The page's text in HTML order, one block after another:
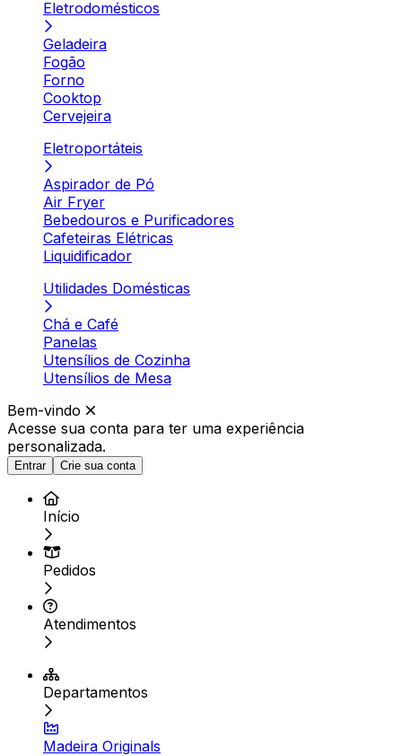
Eletrodomésticos
Geladeira
Fogão
Forno
Cooktop
Cervejeira
Eletroportáteis
Aspirador de Pó
Air Fryer
Bebedouros e Purificadores
Cafeteiras Elétricas
Liquidificador
Utilidades Domésticas
Chá e Café
Panelas
Utensílios de Cozinha
Utensílios de Mesa
Bem-vindo
Acesse sua conta para ter uma experiência
personalizada.
Entrar Crie sua conta
Início
Pedidos
Atendimentos
Departamentos
Madeira Originals